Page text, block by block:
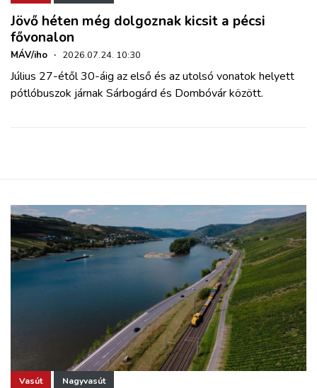
Jövő héten még dolgoznak kicsit a pécsi
fővonalon
MÁV/iho · 2026.07.24. 10:30
Július 27-étől 30-áig az első és az utolsó vonatok helyett
pótlóbuszok járnak Sárbogárd és Dombóvár között.
Vasút Nagyvasút